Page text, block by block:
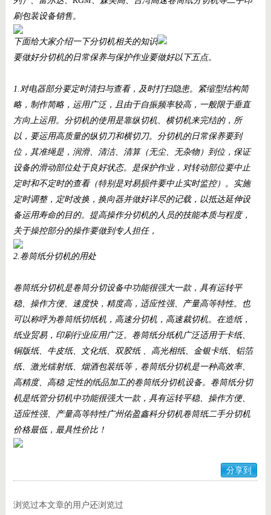
刷包装设备销售。
下面给大家介绍一下分切机相关的知识
要做好分切机的日常保养与保护作业要做好以下五点。
1.对电器部分要定时清扫与查看，及时打扫隐患。紧缩型结构简
略，制作简略，运用广泛，且由于自振频率较高，一般限于垂直
方向上运用。分切机的使用是靠纵切机、横切机来完结的，所
以，要运用高质量的纵切刀和横切刀。分切机的日常保养要到
位，其准绳是，润滑、清洁、清算（无尘、无杂物）到位，保证
设备的滑动部位处于良好状态。是保护作业，对转动部位要中止
定时和不定时的查看（特别是对易损件要中止实时监控）。实施
定时调整，定时改换，换向器并做好详尽的记载，以抵达延伸设
备运用寿命的目的。提高操作分切机的人员的技能本质与程度，
关于操控部分的操作要做到专人担任，
2.卷筒纸分切机的用处
卷筒纸分切机是卷筒分切设备中功能很强大一款，具有运转平
稳、操作方便、速度快，精度高，适应性强、产量高等特性。也
可以称呼为卷筒纸切纸机，高速分切机，高速裁切机。在造纸，
纸业贸易，印刷行业应用广泛。 卷筒纸分纸机广泛适用于卡纸、
铜版纸、牛皮纸、文化纸、双胶纸 、高光相纸、金银卡纸、铝箔
纸、激光镭射纸、烟酒包装纸等，卷筒纸分切机是一种高效率、
高精度、高稳 定性的纸品加工的卷筒纸分切机设备。卷筒纸分切
机是纸管分切机中功能很强大一款，具有运转平稳、操作方便、
适应性强、产量高等特性广州佑盈鑫科分切机卷筒纸二手分切机
价格最低，最具性价比！
分享到
浏览过本文章的用户还浏览过